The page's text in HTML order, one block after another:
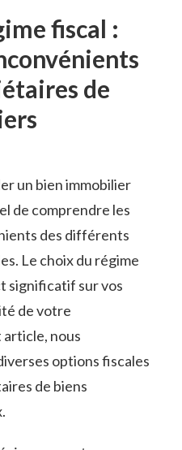
fiscal :‌
de⁣
un ‌bien immobilier‌
⁣de⁣ comprendre les‍
‌des ⁣différents
Le​ choix du régime⁤
significatif ​sur⁣ vos
​de ⁣votre
nous
options fiscales
de biens⁢